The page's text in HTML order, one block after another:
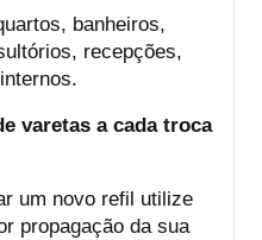
banheiros,
recepções,
varetas a cada troca
um novo refil utilize
propagação da sua